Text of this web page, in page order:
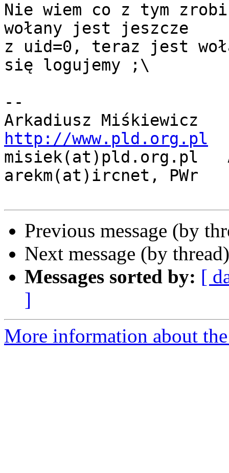
Nie wiem co z tym
wołany jest jeszcze
z uid=0, teraz jest
się logujemy ;\
--
http://www.pld.org.pl
misiek(at)pld.org.pl
arekm(at)ircnet, PWr
Previous message (by
Next message (by
Messages sorted by: [
]
More information about